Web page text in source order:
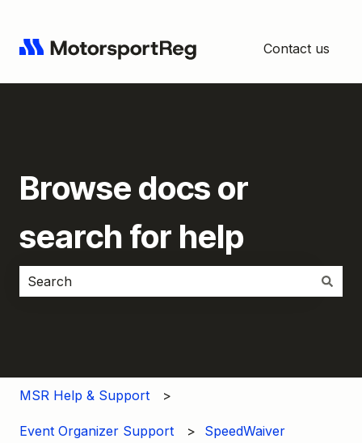
Contact us
Browse docs or
search for help
MSR Help & Support
Event Organizer Support SpeedWaiver